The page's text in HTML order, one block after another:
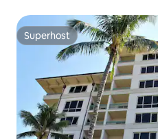
Superhost
Superhost